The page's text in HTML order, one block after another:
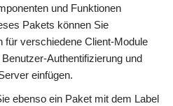
und Funktionen
Pakets können Sie
für verschiedene Client-Module
Authentifizierung und
einfügen.
ebenso ein Paket mit dem Label